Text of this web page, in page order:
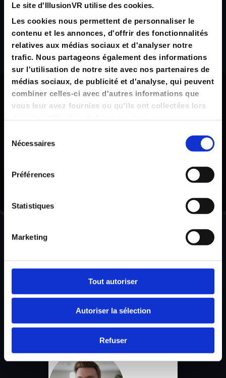
Le site d'IllusionVR utilise des cookies.
Les cookies nous permettent de personnaliser le
contenu et les annonces, d'offrir des fonctionnalités
relatives aux médias sociaux et d'analyser notre
trafic. Nous partageons également des informations
sur l'utilisation de notre site avec nos partenaires de
médias sociaux, de publicité et d'analyse, qui peuvent
combiner celles-ci avec d'autres informations que
vous leur avez fournies ou qu'ils ont collectées lors
duNécessaires
Préférences
Statistiques
Marketing
Tout autoriser
Autoriser la sélection
Refuser
Tom
Rudeath
GAME MASTER &
RESPONSABLE DESIGN
GAME MASTER